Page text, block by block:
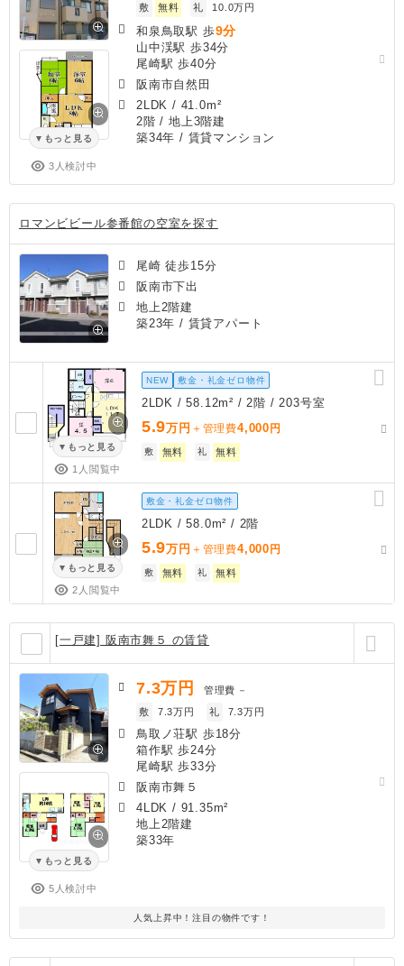
もっと見る
3人検討中
敷
無料 礼 10.0万円
和泉鳥取駅 歩9分
山中渓駅 歩34分
尾崎駅 歩40分
阪南市自然田
2LDK / 41.0m²
2階 / 地上3階建
築34年 / 賃貸マンション
ロマンビビール参番館の空室を探す
尾崎 徒歩15分
阪南市下出
地上2階建
築23年 / 賃貸アパート
もっと見る
1人閲覧中
NEW 敷金・礼金ゼロ物件
2LDK / 58.12m² / 2階 / 203号室
5.9万円 ＋管理費4,000 円
敷 無料 礼 無料
もっと見る
2人閲覧中
敷金・礼金ゼロ物件
2LDK / 58.0m² / 2階
5.9万円 ＋管理費4,000 円
敷 無料 礼 無料
[一戸建] 阪南市舞５ の賃貸
もっと見る
5人検討中
7.3万円 管理費 －
敷
7.3万円 礼 7.3万円
鳥取ノ荘駅 歩18分
箱作駅 歩24分
尾崎駅 歩33分
阪南市舞５
4LDK / 91.35m²
地上2階建
築33年
人気上昇中！注目の物件です！